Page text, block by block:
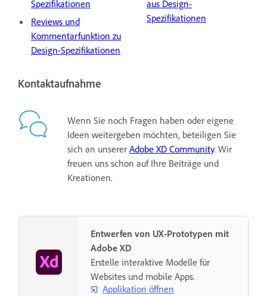
Spezifikationen
Reviews und
Kommentarfunktion zu
Design-Spezifikationen
aus Design-
Spezifikationen
Kontaktaufnahme
Wenn Sie noch Fragen haben oder eigene
Ideen weitergeben möchten, beteiligen Sie
sich an unserer Adobe XD Community. Wir
freuen uns schon auf Ihre Beiträge und
Kreationen.
Entwerfen von UX-Prototypen mit
Adobe XD
Erstelle interaktive Modelle für
Websites und mobile Apps.
Applikation öffnen